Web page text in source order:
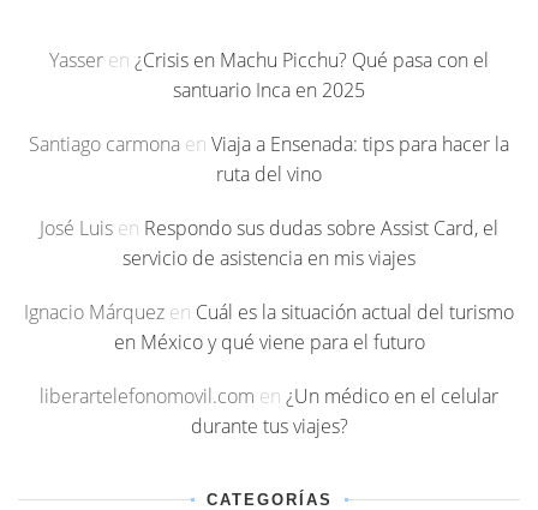
Yasser en ¿Crisis en Machu Picchu? Qué pasa con el
santuario Inca en 2025
Santiago carmona en Viaja a Ensenada: tips para hacer la
ruta del vino
José Luis en Respondo sus dudas sobre Assist Card, el
servicio de asistencia en mis viajes
Ignacio Márquez en Cuál es la situación actual del turismo
en México y qué viene para el futuro
liberartelefonomovil.com en ¿Un médico en el celular
durante tus viajes?
CATEGORÍAS